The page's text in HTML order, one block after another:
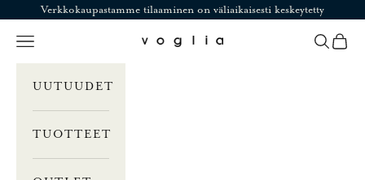
Siirry sisältöönVerkkokaupastamme tilaaminen on väliaikaisesti keskeytetty
Voglia
Valikko Haku
UUTUUDET
TUOTTEET